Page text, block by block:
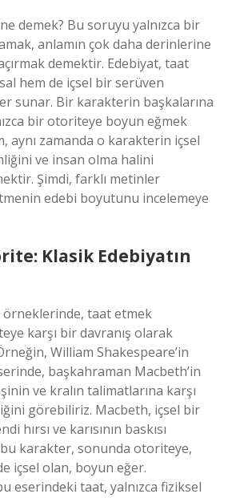
demek? Bu soruyu yalnızca bir
anlamın çok daha derinlerine
demektir. Edebiyat, taat
hem de içsel bir serüven
sunar. Bir karakterin başkalarına
bir otoriteye boyun eğmek
aynı zamanda o karakterin içsel
ve insan olma halini
Şimdi, farklı metinler
edebi boyutunu incelemeye
Klasik Edebiyatın
örneklerinde, taat etmek
karşı bir davranış olarak
William Shakespeare’in
başkahraman Macbeth’in
ve kralın talimatlarına karşı
görebiliriz. Macbeth, içsel bir
hırsı ve karısının baskısı
bu karakter, sonunda otoriteye,
içsel olan, boyun eğer.
eserindeki taat, yalnızca fiziksel